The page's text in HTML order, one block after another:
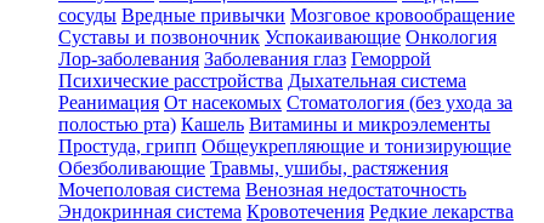
сосуды Вредные привычки Мозговое кровообращение
Суставы и позвоночник Успокаивающие Онкология
Лор-заболевания Заболевания глаз Геморрой
Психические расстройства Дыхательная система
Реанимация От насекомых Стоматология (без ухода за
полостью рта) Кашель Витамины и микроэлементы
Простуда, грипп Общеукрепляющие и тонизирующие
Обезболивающие Травмы, ушибы, растяжения
Мочеполовая система Венозная недостаточность
Эндокринная система Кровотечения Редкие лекарства